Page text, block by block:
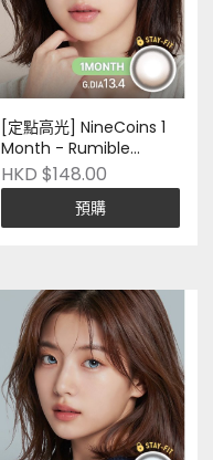
[定點高光] NineCoins 1
Month - Rumible
#Haze Choco｜兩片裝
｜Silicone Hydrogel｜韓
國品牌｜Pre-Order
HKD $148.00
預購